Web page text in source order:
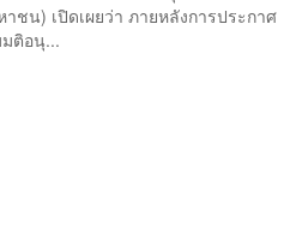
ชน) เปิดเผยว่า ภายหลังการประกาศ
ติอนุ...